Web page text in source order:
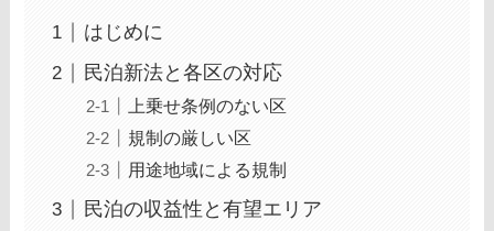
はじめに
民泊新法と各区の対応
上乗せ条例のない区
規制の厳しい区
用途地域による規制
民泊の収益性と有望エリア